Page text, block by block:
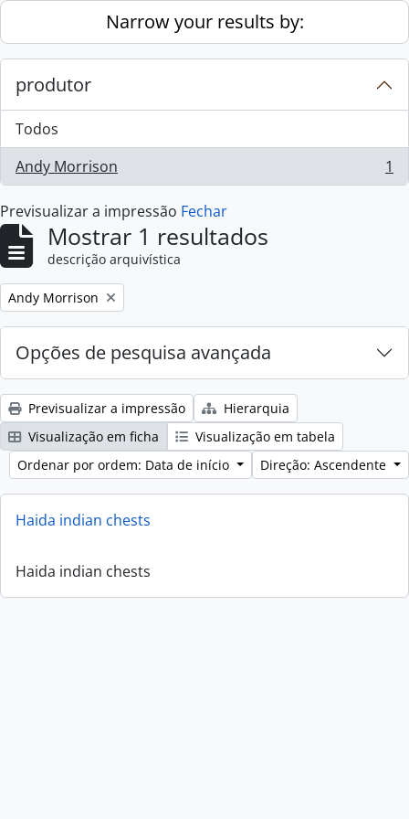
Skip to main contentNarrow your results by:
produtor
Todos
Andy Morrison
, 1 resultados 1
Previsualizar a impressão Fechar
Mostrar 1 resultados
descrição arquivística
Remove filter:
Andy Morrison
Opções de pesquisa avançada
Previsualizar a impressão
Hierarquia
Visualização em ficha
Visualização em tabela
Ordenar por ordem: Data de início
Direção: Ascendente
Haida indian chests
Haida indian chests